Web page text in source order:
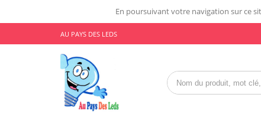
En poursuivant votre navigation sur ce
AU PAYS DES LEDS